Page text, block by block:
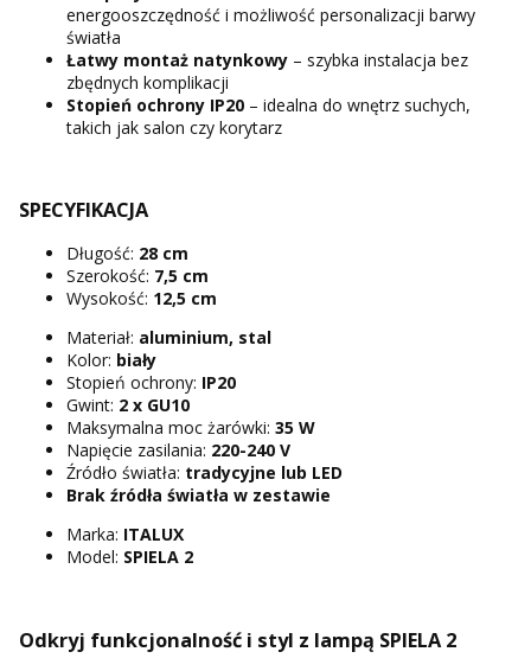
energooszczędność i możliwość personalizacji barwy
światła
Łatwy montaż natynkowy – szybka instalacja bez
zbędnych komplikacji
Stopień ochrony IP20 – idealna do wnętrz suchych,
takich jak salon czy korytarz
SPECYFIKACJA
Długość: 28 cm
Szerokość: 7,5 cm
Wysokość: 12,5 cm
Materiał: aluminium, stal
Kolor: biały
Stopień ochrony: IP20
Gwint: 2 x GU10
Maksymalna moc żarówki: 35 W
Napięcie zasilania: 220-240 V
Źródło światła: tradycyjne lub LED
Brak źródła światła w zestawie
Marka: ITALUX
Model: SPIELA 2
Odkryj funkcjonalność i styl z lampą SPIELA 2